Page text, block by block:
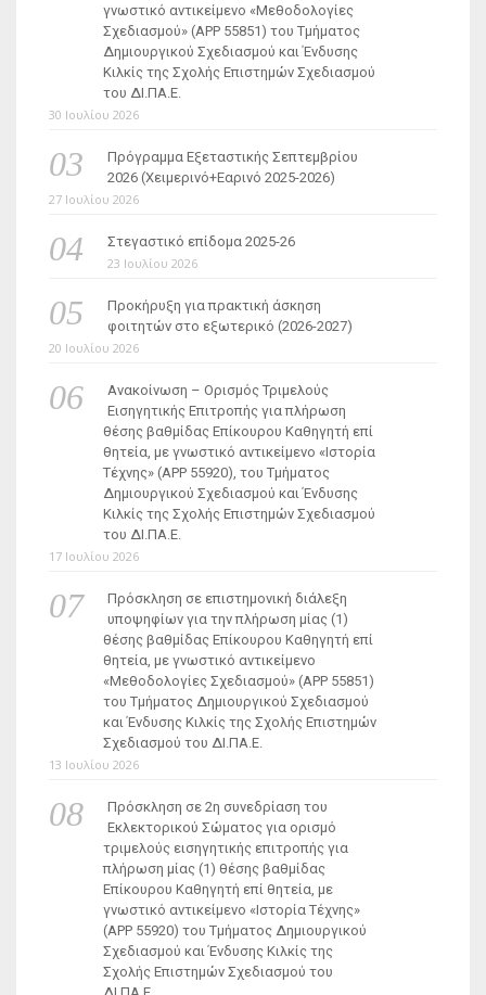
γνωστικό αντικείμενο «Μεθοδολογίες
Σχεδιασμού» (ΑΡΡ 55851) του Τμήματος
Δημιουργικού Σχεδιασμού και Ένδυσης
Κιλκίς της Σχολής Επιστημών Σχεδιασμού
του ΔΙ.ΠΑ.Ε.
30 Ιουλίου 2026
Πρόγραμμα Εξεταστικής Σεπτεμβρίου
2026 (Χειμερινό+Εαρινό 2025-2026)
27 Ιουλίου 2026
Στεγαστικό επίδομα 2025-26
23 Ιουλίου 2026
Προκήρυξη για πρακτική άσκηση
φοιτητών στο εξωτερικό (2026-2027)
20 Ιουλίου 2026
Ανακοίνωση – Ορισμός Τριμελούς
Εισηγητικής Επιτροπής για πλήρωση
θέσης βαθμίδας Επίκουρου Καθηγητή επί
θητεία, με γνωστικό αντικείμενο «Ιστορία
Τέχνης» (ΑΡΡ 55920), του Τμήματος
Δημιουργικού Σχεδιασμού και Ένδυσης
Κιλκίς της Σχολής Επιστημών Σχεδιασμού
του ΔΙ.ΠΑ.Ε.
17 Ιουλίου 2026
Πρόσκληση σε επιστημονική διάλεξη
υποψηφίων για την πλήρωση μίας (1)
θέσης βαθμίδας Επίκουρου Καθηγητή επί
θητεία, με γνωστικό αντικείμενο
«Μεθοδολογίες Σχεδιασμού» (ΑΡΡ 55851)
του Τμήματος Δημιουργικού Σχεδιασμού
και Ένδυσης Κιλκίς της Σχολής Επιστημών
Σχεδιασμού του ΔΙ.ΠΑ.Ε.
13 Ιουλίου 2026
Πρόσκληση σε 2η συνεδρίαση του
Εκλεκτορικού Σώματος για ορισμό
τριμελούς εισηγητικής επιτροπής για
πλήρωση μίας (1) θέσης βαθμίδας
Επίκουρου Καθηγητή επί θητεία, με
γνωστικό αντικείμενο «Ιστορία Τέχνης»
(ΑΡΡ 55920) του Τμήματος Δημιουργικού
Σχεδιασμού και Ένδυσης Κιλκίς της
Σχολής Επιστημών Σχεδιασμού του